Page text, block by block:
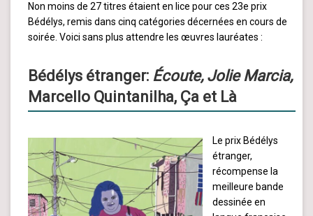
Non moins de 27 titres étaient en lice pour ces 23e prix
Bédélys, remis dans cinq catégories décernées en cours de
soirée. Voici sans plus attendre les œuvres lauréates :
Bédélys étranger: Écoute, Jolie Marcia,
Marcello Quintanilha, Ça et Là
Le prix Bédélys
étranger,
récompense la
meilleure bande
dessinée en